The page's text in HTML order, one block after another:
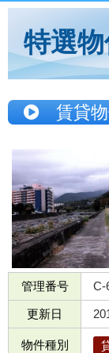
特選
賃貸物
管理番号 C-
更新日
物件種別